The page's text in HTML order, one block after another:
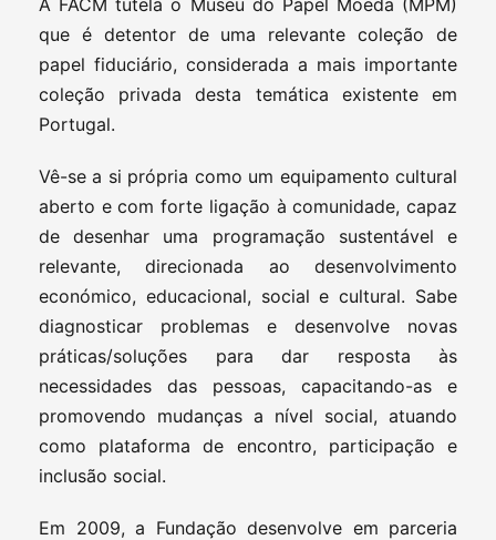
que é detentor de uma relevante coleção de
papel fiduciário, considerada a mais importante
coleção privada desta temática existente em
Portugal.
Vê-se a si própria como um equipamento cultural
aberto e com forte ligação à comunidade, capaz
de desenhar uma programação sustentável e
relevante, direcionada ao desenvolvimento
económico, educacional, social e cultural. Sabe
diagnosticar problemas e desenvolve novas
práticas/soluções para dar resposta às
necessidades das pessoas, capacitando-as e
promovendo mudanças a nível social, atuando
como plataforma de encontro, participação e
inclusão social.
Em 2009, a Fundação desenvolve em parceria